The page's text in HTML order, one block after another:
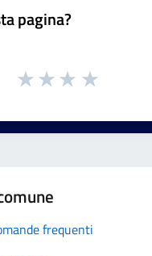
pagina?
frequenti